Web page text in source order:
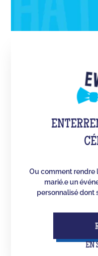
Ou comment rendre
marié.e un
personnalisé dont
EN